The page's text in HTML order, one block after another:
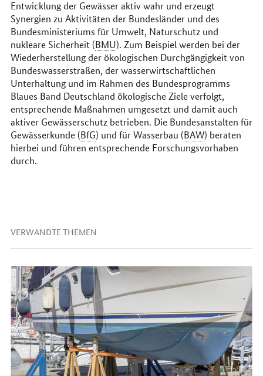
Entwicklung der Gewässer aktiv wahr und erzeugt
Synergien zu Aktivitäten der Bundesländer und des
Bundesministeriums für Umwelt, Naturschutz und
nukleare Sicherheit (BMU). Zum Beispiel werden bei der
Wiederherstellung der ökologischen Durchgängigkeit von
Bundeswasserstraßen, der wasserwirtschaftlichen
Unterhaltung und im Rahmen des Bundesprogramms
Blaues Band Deutschland ökologische Ziele verfolgt,
entsprechende Maßnahmen umgesetzt und damit auch
aktiver Gewässerschutz betrieben. Die Bundesanstalten für
Gewässerkunde (BfG) und für Wasserbau (BAW) beraten
hierbei und führen entsprechende Forschungsvorhaben
durch.
VERWANDTE THEMEN